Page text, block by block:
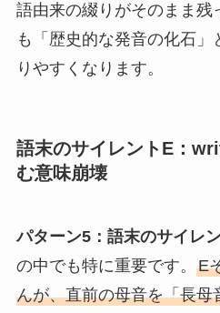
語由来の綴りがそのまま残
も「歴史的な発音の化石
りやすくなります。
語末のサイレントE：
む意味崩壊
パターン5：語末のサイレ
の中でも特に重要です。 E
んが、直前の母音を「長母